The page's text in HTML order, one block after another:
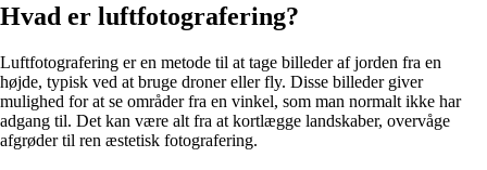
Hvad er luftfotografering?
Luftfotografering er en metode til at tage billeder af jorden fra en
højde, typisk ved at bruge droner eller fly. Disse billeder giver
mulighed for at se områder fra en vinkel, som man normalt ikke har
adgang til. Det kan være alt fra at kortlægge landskaber, overvåge
afgrøder til ren æstetisk fotografering.